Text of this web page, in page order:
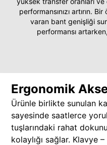
performansınızı artırın.
varan bant genişliği
performansı
Ergonomik
Ürünle birlikte sunulan
sayesinde saatlerce
tuşlarındaki rahat
kolaylığı sağlar. Klavye